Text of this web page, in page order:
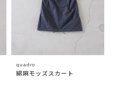
quadro
綿麻モッズスカート